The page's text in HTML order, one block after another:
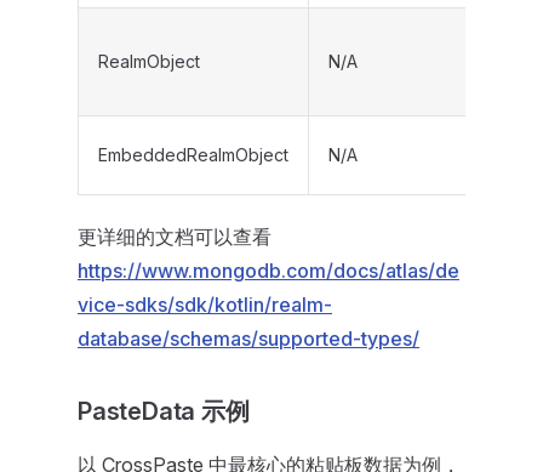
RealmObject N/A
EmbeddedRealmObject N/A
更详细的文档可以查看
https://www.mongodb.com/docs/atlas/de
vice-sdks/sdk/kotlin/realm-
database/schemas/supported-types/
PasteData 示例
以 CrossPaste 中最核心的粘贴板数据为例，